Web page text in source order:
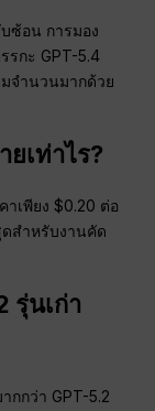
ซ้อน การมอง
รกะ GPT-5.4
จำนวนมากด้วย
เท่าไร?
าเพียง $0.20 ต่อ
สำหรับงานคัด
รุ่นเก่า
กกว่า GPT-5.2